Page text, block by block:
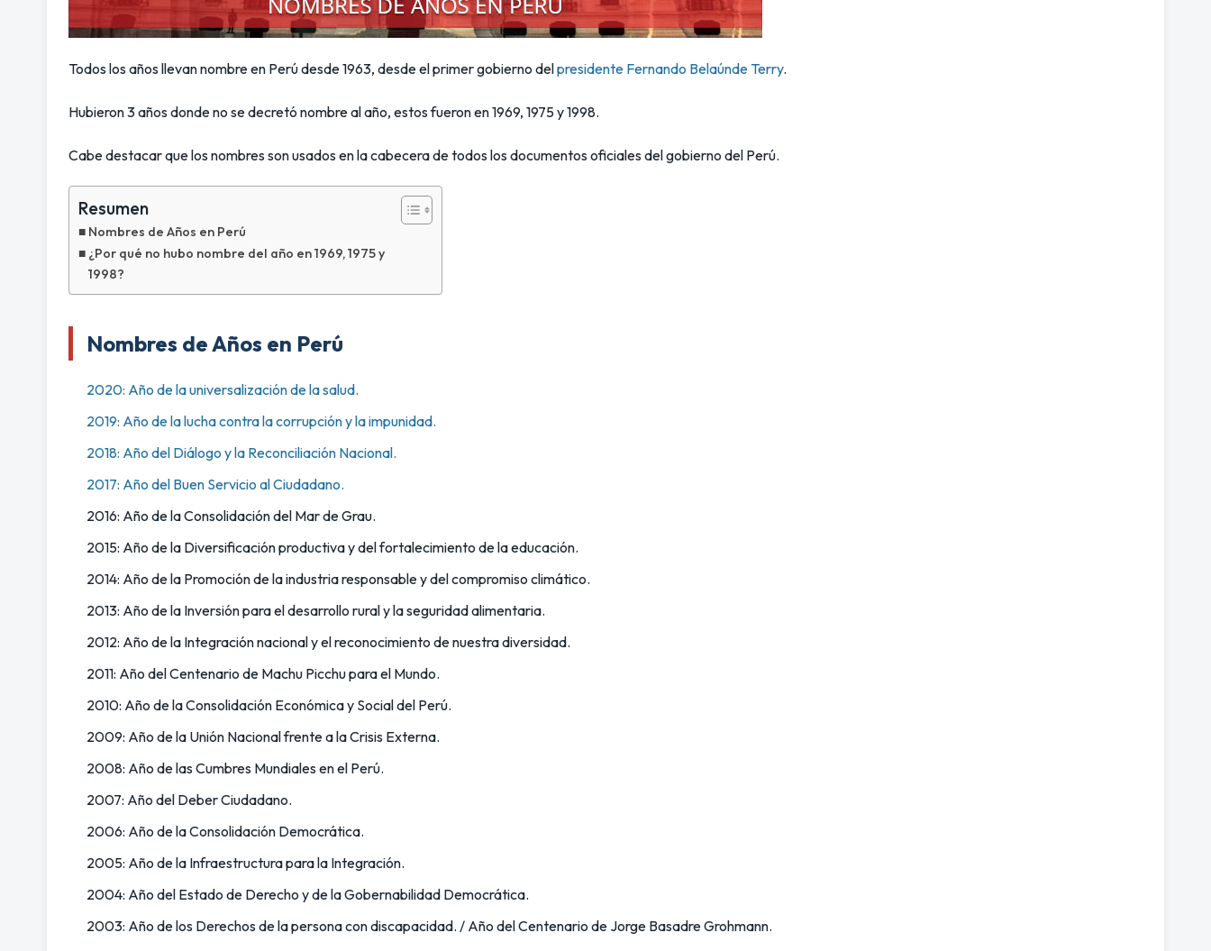
Todos los años llevan nombre en Perú desde 1963, desde el primer gobierno delpresidente Fernando Belaúnde Terry.
Hubieron 3 años donde no se decretó nombre al año, estos fueron en 1969, 1975 y 1998.
Cabe destacar que los nombres son usados en la cabecera de todos los documentos oficiales del gobierno del Perú.
Resumen
Nombres de Años en Perú
¿Por qué no hubo nombre del año en 1969, 1975 y
1998?
Nombres de Años en Perú
2020: Año de la universalización de la salud.
2019: Año de la lucha contra la corrupción y la impunidad.
2018: Año del Diálogo y la Reconciliación Nacional.
2017: Año del Buen Servicio al Ciudadano.
2016: Año de la Consolidación del Mar de Grau.
2015: Año de la Diversificación productiva y del fortalecimiento de la educación.
2014: Año de la Promoción de la industria responsable y del compromiso climático.
2013: Año de la Inversión para el desarrollo rural y la seguridad alimentaria.
2012: Año de la Integración nacional y el reconocimiento de nuestra diversidad.
2011: Año del Centenario de Machu Picchu para el Mundo.
2010: Año de la Consolidación Económica y Social del Perú.
2009: Año de la Unión Nacional frente a la Crisis Externa.
2008: Año de las Cumbres Mundiales en el Perú.
2007: Año del Deber Ciudadano.
2006: Año de la Consolidación Democrática.
2005: Año de la Infraestructura para la Integración.
2004: Año del Estado de Derecho y de la Gobernabilidad Democrática.
2003: Año de los Derechos de la persona con discapacidad. / Año del Centenario de Jorge Basadre Grohmann.